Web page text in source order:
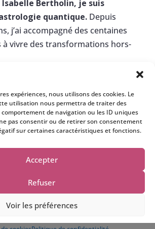
expériences, nous utilisons des cookies. Le
utilisation nous permettra de traiter des
de navigation ou les ID uniques
pas consentir ou de retirer son consentement
sur certaines caractéristiques et fonctions.
Accepter
Refuser
Voir les préférences
Isabelle Bertholin, je suis
quantique. Depuis
j’ai accompagné des centaines
à vivre des transformations hors-
Isabelle Bertholin |